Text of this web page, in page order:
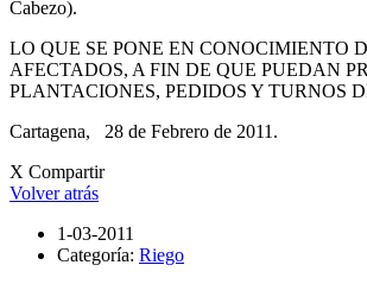
Cabezo).
LO QUE SE PONE EN CONOCIMIENTO
AFECTADOS, A FIN DE QUE PUEDAN
PLANTACIONES, PEDIDOS Y TURNOS
Cartagena, 28 de Febrero de 2011.
X Compartir
Volver atrás
1-03-2011
Categoría: Riego